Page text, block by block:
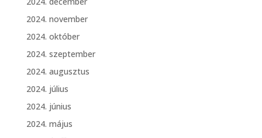
2024. november
2024. október
2024. szeptember
2024. augusztus
2024. július
2024. június
2024. május